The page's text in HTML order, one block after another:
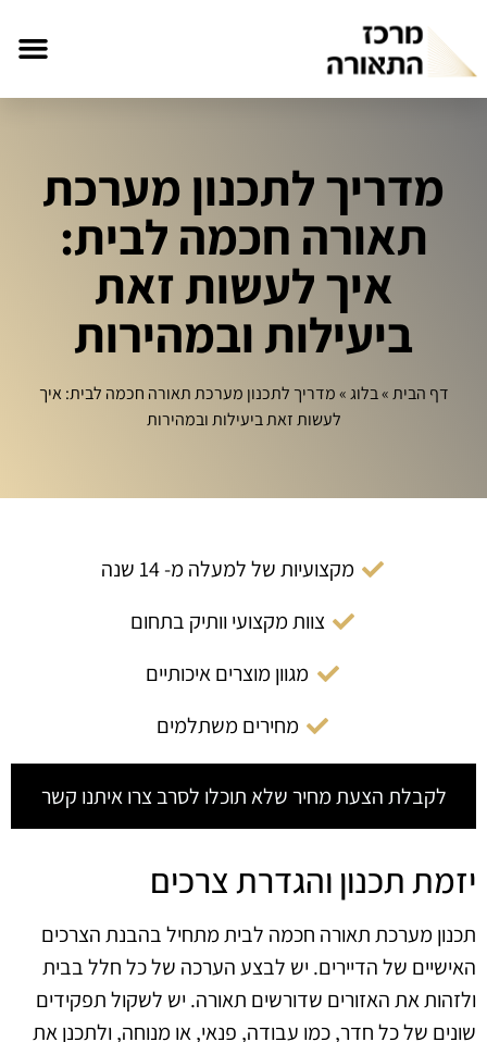
מדריך לתכנון מערכת
תאורה חכמה לבית:
איך לעשות זאת
ביעילות ובמהירות
דף הבית»בלוג»מדריך לתכנון מערכת תאורה חכמה לבית: איך
לעשות זאת ביעילות ובמהירות
מקצועיות של למעלה מ- 14 שנה
צוות מקצועי וותיק בתחום
מגוון מוצרים איכותיים
מחירים משתלמים
לקבלת הצעת מחיר שלא תוכלו לסרב צרו איתנו קשר
יזמת תכנון והגדרת צרכים
תכנון מערכת תאורה חכמה לבית מתחיל בהבנת הצרכים
האישיים של הדיירים. יש לבצע הערכה של כל חלל בבית
ולזהות את האזורים שדורשים תאורה. יש לשקול תפקידים
שונים של כל חדר, כמו עבודה, פנאי, או מנוחה, ולתכנן את